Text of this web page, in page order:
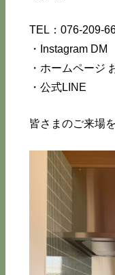
TEL：076-209-
・Instagram DM
・ホームページ
・公式LINE
皆さまのご来場